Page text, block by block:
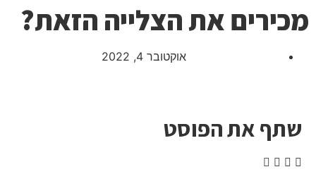
מכירים את הצלייה הזאת?
אוקטובר 4, 2022
שתף את הפוסט